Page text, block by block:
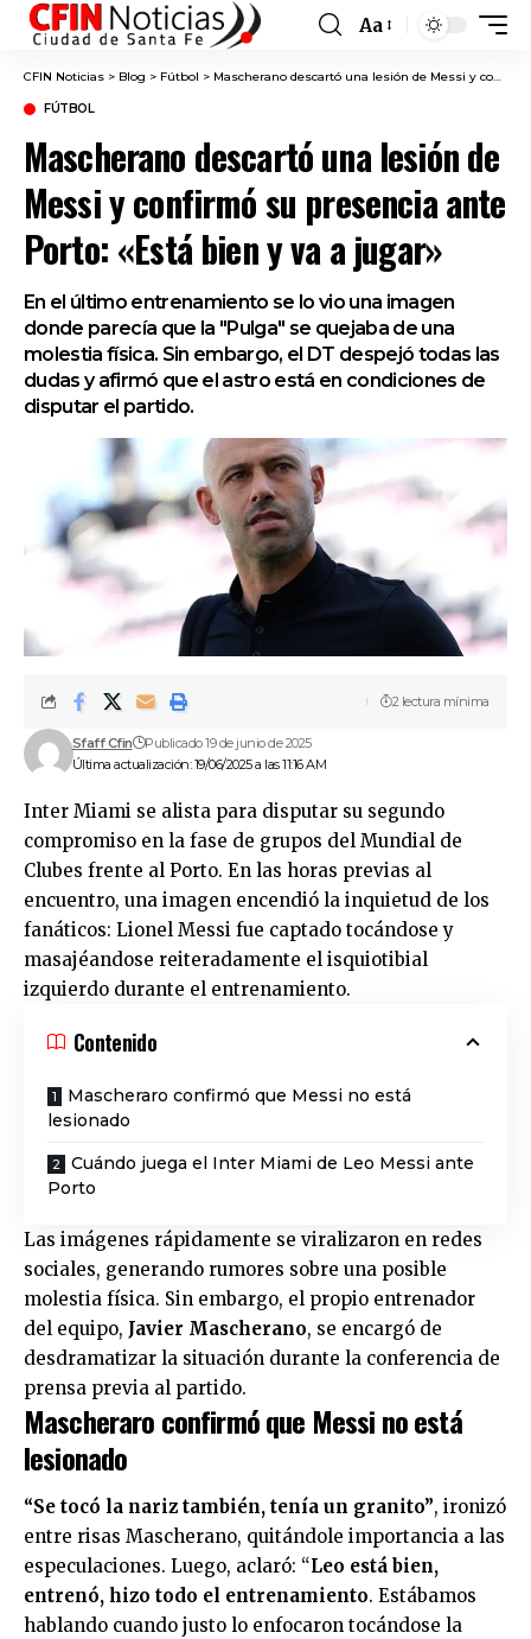
Font
Resizer
Aa
CFIN Noticias > Blog > Fútbol > Mascherano descartó una lesión de Messi y confirmó su presencia ante Porto: «Está bien y va a jugar»
FÚTBOL
Mascherano descartó una lesión de
Messi y confirmó su presencia ante
Porto: «Está bien y va a jugar»
En el último entrenamiento se lo vio una imagen
donde parecía que la "Pulga" se quejaba de una
molestia física. Sin embargo, el DT despejó todas las
dudas y afirmó que el astro está en condiciones de
disputar el partido.
Última actualización: 19/06/2025 a las 11:16 AM
Sfaff Cfin Publicado 19 de junio de 2025
2 lectura mínima
Inter Miami se alista para disputar su segundo
compromiso en la fase de grupos del Mundial de
Clubes frente al Porto. En las horas previas al
encuentro, una imagen encendió la inquietud de los
fanáticos: Lionel Messi fue captado tocándose y
masajéandose reiteradamente el isquiotibial
izquierdo durante el entrenamiento.
Contenido
Mascheraro confirmó que Messi no está
lesionado
Cuándo juega el Inter Miami de Leo Messi ante
Porto
Las imágenes rápidamente se viralizaron en redes
sociales, generando rumores sobre una posible
molestia física. Sin embargo, el propio entrenador
del equipo, Javier Mascherano, se encargó de
desdramatizar la situación durante la conferencia de
prensa previa al partido.
Mascheraro confirmó que Messi no está
lesionado
“Se tocó la nariz también, tenía un granito”, ironizó
entre risas Mascherano, quitándole importancia a las
especulaciones. Luego, aclaró: “Leo está bien,
entrenó, hizo todo el entrenamiento. Estábamos
hablando cuando justo lo enfocaron tocándose la